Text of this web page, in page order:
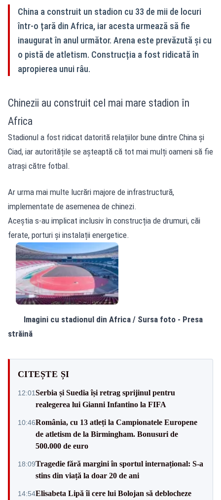
China a construit un stadion cu 33 de mii de locuri
într-o țară din Africa, iar acesta urmează să fie
inaugurat în anul următor. Arena este prevăzută și cu
o pistă de atletism. Construcția a fost ridicată în
apropierea unui râu.
Chinezii au construit cel mai mare stadion în
Africa
Stadionul a fost ridicat datorită relațiilor bune dintre China și
Ciad, iar autoritățile se așteaptă că tot mai mulți oameni să fie
atrași către fotbal.
Ar urma mai multe lucrări majore de infrastructură,
implementate de asemenea de chinezi.
Aceștia s-au implicat inclusiv în construcția de drumuri, căi
ferate, porturi și instalații energetice.
Imagini cu stadionul din Africa / Sursa foto - Presa
străină
CITEȘTE ȘI
12:01Serbia și Suedia își retrag sprijinul pentru
realegerea lui Gianni Infantino la FIFA
10:46România, cu 13 atleți la Campionatele Europene
de atletism de la Birmingham. Bonusuri de
500.000 de euro
18:09Tragedie fără margini în sportul internațional: S-a
stins din viață la doar 20 de ani
14:54Elisabeta Lipă îi cere lui Bolojan să deblocheze